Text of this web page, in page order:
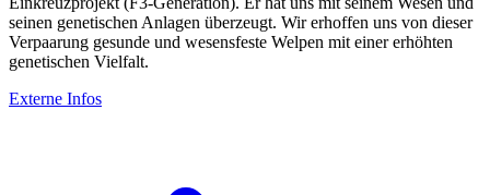
seinen genetischen Anlagen überzeugt. Wir erhoffen uns von dieser
Verpaarung gesunde und wesensfeste Welpen mit einer erhöhten
genetischen Vielfalt.
Externe Infos